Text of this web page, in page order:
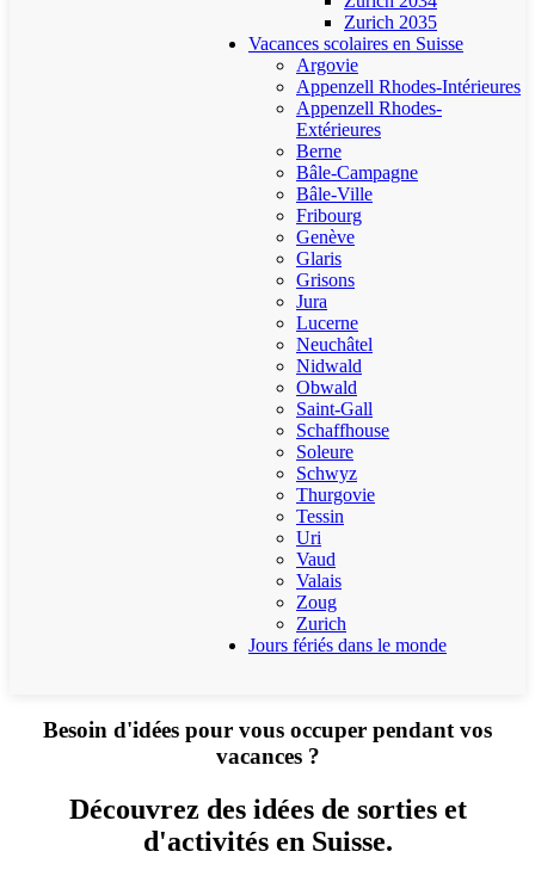
Zurich 2035
Vacances scolaires en Suisse
Argovie
Appenzell Rhodes-Intérieures
Appenzell Rhodes-
Extérieures
Berne
Bâle-Campagne
Bâle-Ville
Fribourg
Genève
Glaris
Grisons
Jura
Lucerne
Neuchâtel
Nidwald
Obwald
Saint-Gall
Schaffhouse
Soleure
Schwyz
Thurgovie
Tessin
Uri
Vaud
Valais
Zoug
Zurich
Jours fériés dans le monde
Besoin d'idées pour vous occuper pendant vos
vacances ?
Découvrez des idées de sorties et
d'activités en Suisse.